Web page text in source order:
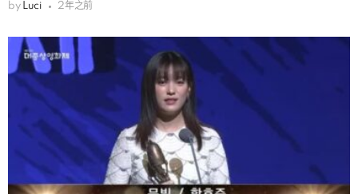
by Luci 2年之前